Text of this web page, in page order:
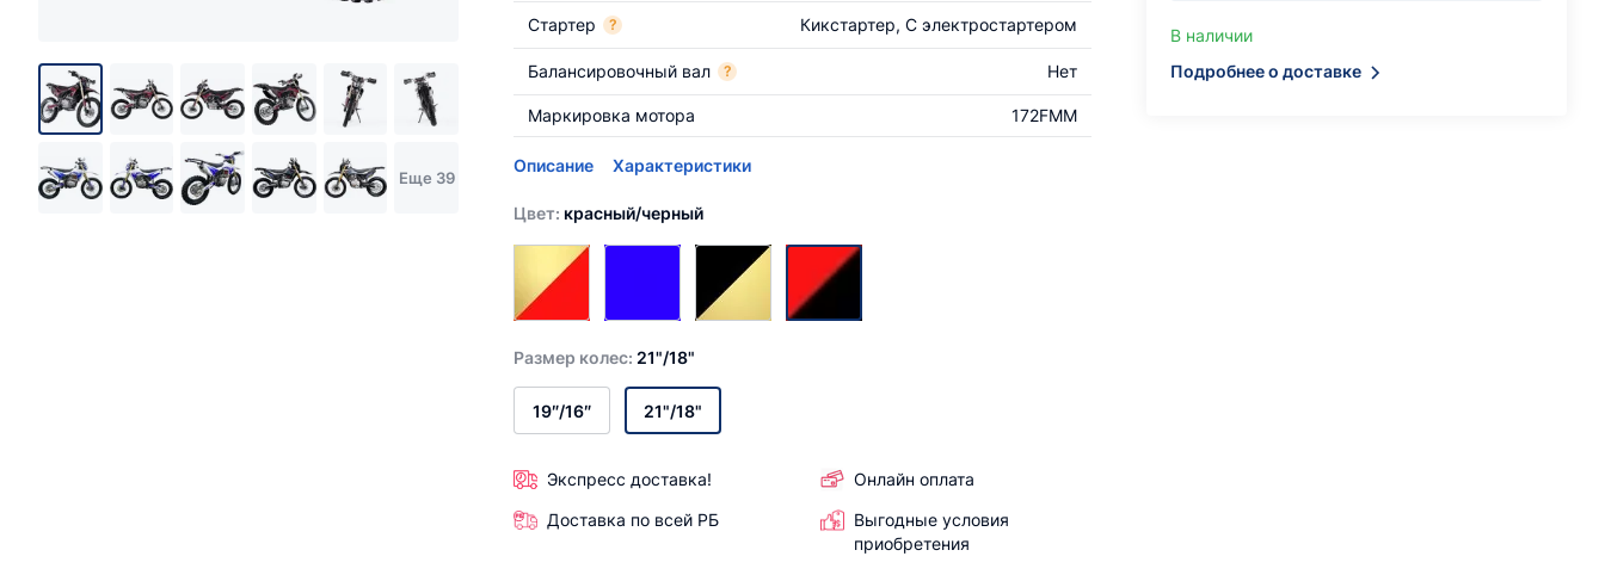
Еще 39
Стартер ? Кикстартер, С электростартером
Балансировочный вал ? Нет
Маркировка мотора 172FMM
Описание Характеристики
Цвет: красный/черный
Размер колес: 21"/18"
19″/16″ 21"/18"
Экспресс доставка!
Онлайн оплата
Доставка по всей РБ
Выгодные условия
приобретения
В наличии
Подробнее о доставке